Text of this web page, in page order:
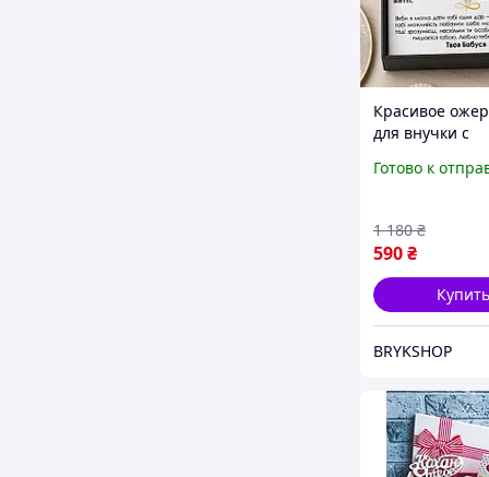
Красивое
для внучки с
подарок
подвеска с
декоративным
Готово к
590₴
1 180 ₴
Купить
BRYKSHOP